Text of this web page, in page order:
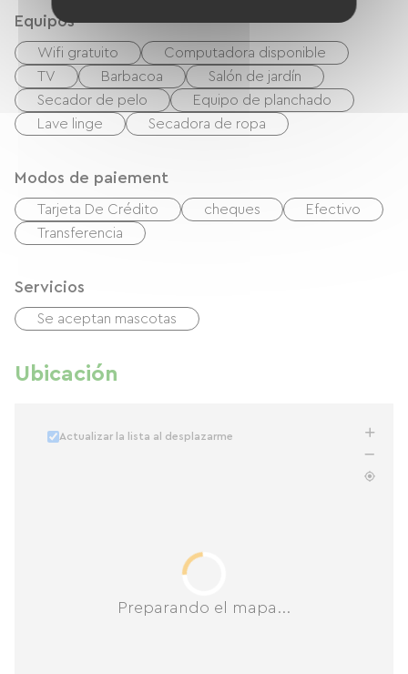
Equipos
Wifi gratuito
Computadora disponible
TV
Barbacoa
Salón de jardín
Secador de pelo
Equipo de planchado
Lave linge
Secadora de ropa
Modos de paiement
Tarjeta De Crédito cheques
Efectivo
Transferencia
Servicios
Se aceptan mascotas
Ubicación
Preparando el mapa...
Actualizar la lista al desplazarme